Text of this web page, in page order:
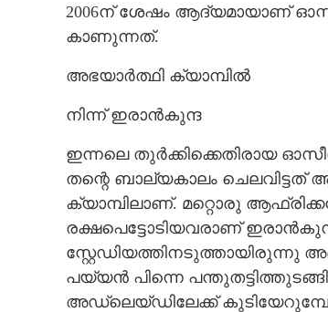
2006ന് ശേഷം ആദ്യമായാണ്
കാണുന്നത്.
അഭയാർത്ഥി ക്യാമ്പിൽ
നിന്ന് ഇരാൻകുന്ദ
ഇന്നലെ തുർക്കിക്കെതിരായ
തന്റെ ബാല്യകാലം
ക്യാമ്പിലാണ്. മറ്റൊരു
രക്ഷപെട്ടോടിയവരാണ്
സ്റ്റേഡിയത്തിനടുത്തായിരുന്നു
പയ്യൻ പിന്നെ
അഡ്‌ലെയ്ഡിലേക്ക്